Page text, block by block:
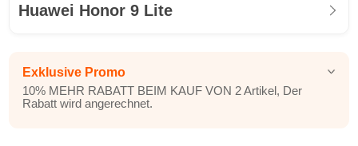
Huawei Honor 9 Lite
Exklusive Promo
10% MEHR RABATT BEIM KAUF VON 2 Artikel, Der
Rabatt wird angerechnet.